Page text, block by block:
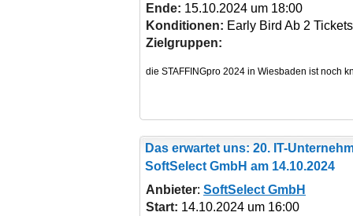
Ende: 15.10.2024 um 18:00
Konditionen: Early Bird Ab 2
Zielgruppen:
Das erwartet uns: 20. IT-
SoftSelect GmbH am 14.10.2024
Anbieter: SoftSelect GmbH
Start: 14.10.2024 um 16:00